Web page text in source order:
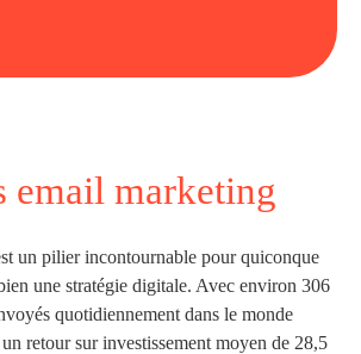
email marketing
un pilier incontournable pour quiconque
une stratégie digitale. Avec environ 306
quotidiennement dans le monde
retour sur investissement moyen de 28,5